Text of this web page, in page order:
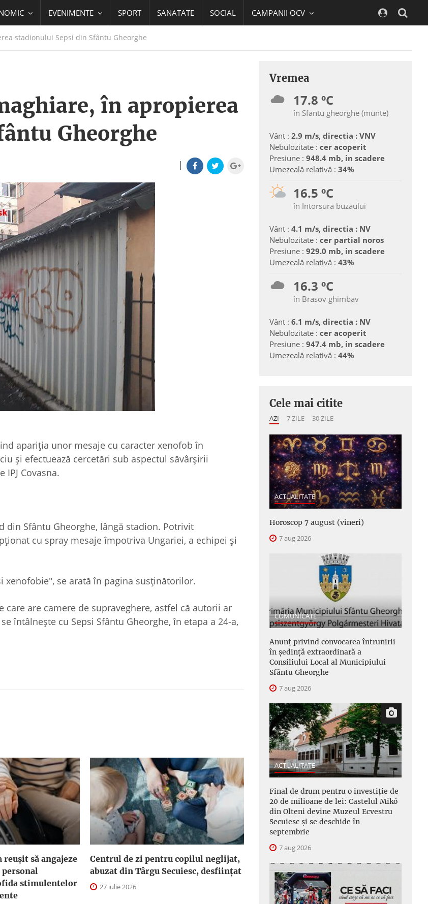
EVENIMENTE SPORT SANATATE SOCIAL CAMPANII OCV
stadionului Sepsi din Sfântu Gheorghe
în apropierea
Gheorghe
|
apariția unor mesaje cu caracter xenofob în
și efectuează cercetări sub aspectul săvârșirii
Covasna.
din Sfântu Gheorghe, lângă stadion. Potrivit
cu spray mesaje împotriva Ungariei, a echipei şi
se arată în pagina susţinătorilor.
are camere de supraveghere, astfel că autorii ar
întâlneşte cu Sepsi Sfântu Gheorghe, în etapa a 24-a,
reuşit să angajeze
stimulentelor
Centrul de zi pentru copilul neglijat,
abuzat din Târgu Secuiesc, desfiinţat
27 iulie 2026
Vremea
17.8 ºC
în Sfantu gheorghe (munte)
Vânt : 2.9 m/s, directia : VNV
Nebulozitate : cer acoperit
Presiune : 948.4 mb, in scadere
Umezeală relativă : 34%
16.5 ºC
în Intorsura buzaului
Vânt : 4.1 m/s, directia : NV
Nebulozitate : cer partial noros
Presiune : 929.0 mb, in scadere
Umezeală relativă : 43%
16.3 ºC
în Brasov ghimbav
Vânt : 6.1 m/s, directia : NV
Nebulozitate : cer acoperit
Presiune : 947.4 mb, in scadere
Umezeală relativă : 44%
Cele mai citite
AZI 7 ZILE 30 ZILE
ACTUALITATE
Horoscop 7 august (vineri)
7 aug 2026
COMUNICATE
Anunţ privind convocarea întrunirii
în şedinţă extraordinară a
Consiliului Local al Municipiului
Sfântu Gheorghe
7 aug 2026
ACTUALITATE
Final de drum pentru o investiție de
20 de milioane de lei: Castelul Mikó
din Olteni devine Muzeul Ecvestru
Secuiesc și se deschide în
septembrie
7 aug 2026